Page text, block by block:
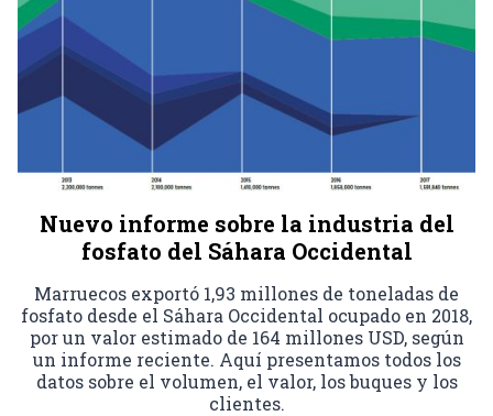
Nuevo informe sobre la industria del
fosfato del Sáhara Occidental
Marruecos exportó 1,93 millones de toneladas de
fosfato desde el Sáhara Occidental ocupado en 2018,
por un valor estimado de 164 millones USD, según
un informe reciente. Aquí presentamos todos los
datos sobre el volumen, el valor, los buques y los
clientes.